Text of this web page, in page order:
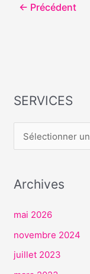
← Précédent
SERVICES
S
V
C
Archives
mai 2026
novembre 2024
juillet 2023